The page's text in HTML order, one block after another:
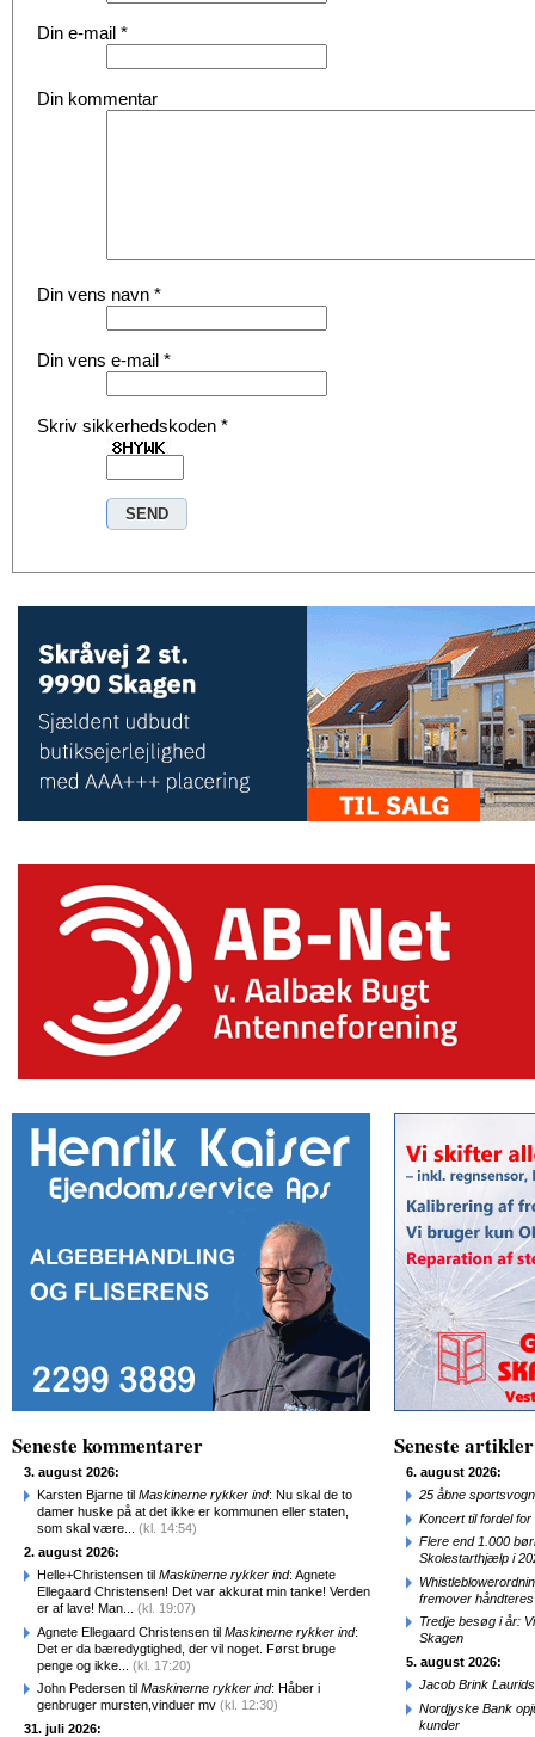
Din e-mail *
Din kommentar
Din vens navn *
Din vens e-mail *
Skriv sikkerhedskoden *
Seneste kommentarer
3. august 2026:
Karsten Bjarne til Maskinerne rykker ind: Nu skal de to
damer huske på at det ikke er kommunen eller staten,
som skal være... (kl. 14:54)
2. august 2026:
Helle+Christensen til Maskinerne rykker ind: Agnete
Ellegaard Christensen! Det var akkurat min tanke! Verden
er af lave! Man... (kl. 19:07)
Agnete Ellegaard Christensen til Maskinerne rykker ind:
Det er da bæredygtighed, der vil noget. Først bruge
penge og ikke... (kl. 17:20)
John Pedersen til Maskinerne rykker ind: Håber i
genbruger mursten,vinduer mv (kl. 12:30)
31. juli 2026:
Seneste artikler
6. august 2026:
25 åbne
Koncert til fordel
Flere end 1.000
Skolestarthjælp i
fremover
Tredje besøg i år:
Skagen
5. august 2026:
Jacob Brink
Nordjyske Bank
kunder